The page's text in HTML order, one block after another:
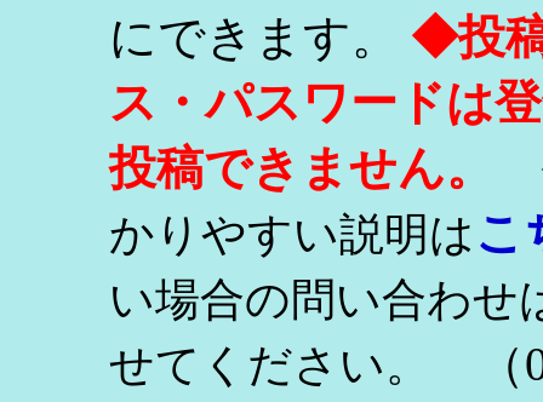
にできます。 ◆投
ス・パスワードは
投稿できません。
かりやすい説明はこ
い場合の問い合わせ
せてください。
（